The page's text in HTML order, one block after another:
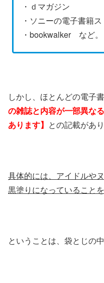
・ｄマガジン
・ソニーの電子書籍
・bookwalker など。
しかし、ほとんどの電子
の雑誌と内容が一部異な
あります】 との記載があり
具体的には、アイドルや
黒塗りになっていることを
ということは、袋とじの